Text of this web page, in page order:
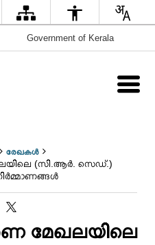
Government of Kerala
രേഖകള്‍
(സി‌.ആര്‍‌. സെഡ്.)
മേഖലയിലെ